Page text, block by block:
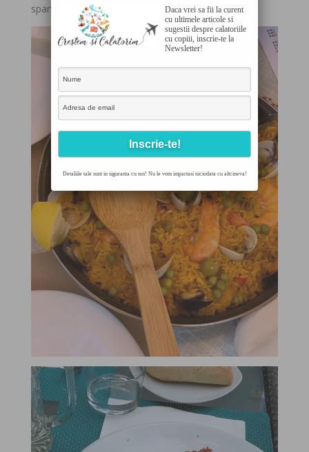
spaniola.
Daca vrei sa fii la curent
cu ultimele articole si
sugestii despre calatoriile
cu copiii, inscrie-te la
Newsletter!
Detaliile tale sunt in siguranta cu noi! Nu le vom impartasi niciodata cu altcineva!